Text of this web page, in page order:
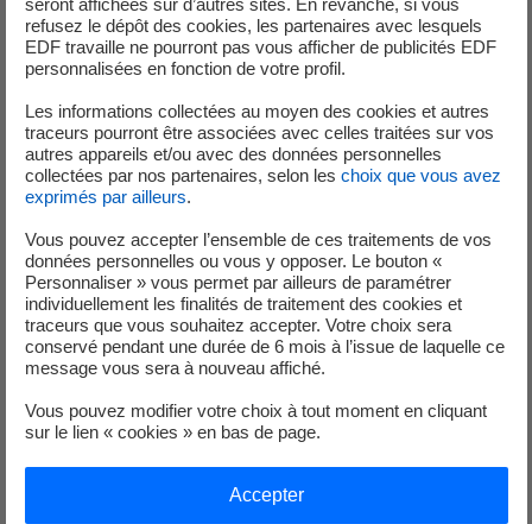
Nicolas Couderc, Directeur France d'EDF
Renouvelablesa déclaré : «Les projets éoliens et solaires
territoire. Ils sont développés et construits en lien étroit
avec les acteurs locaux et les riverains. Le succès de nos
38 campagnes de financement participatif témoigne de la
confiance des riverains dans les projets développés par
EDF Renouvelables, mais aussi de leur engagement en
faveur de la transition énergétique. Nous sommes
heureux de pouvoir répondre à leurs attentes à travers
ces campagnes qui financent des projets bas carbone.
Fabrice Gourdellier, Directeur du Marché des Clients
pour ses clients, mais aussi avec ses clients grâce à EDF
toutes les étapes de la chaine de valeur du participatif : du
seront affichées sur d’autres sites. En revanche, si vous
refusez le dépôt des cookies, les partenaires avec lesquels
EDF travaille ne pourront pas vous afficher de publicités EDF
personnalisées en fonction de votre profil.
Les informations collectées au moyen des cookies et autres
traceurs pourront être associées avec celles traitées sur vos
autres appareils et/ou avec des données personnelles
collectées par nos partenaires, selon les choix que vous avez
exprimés par ailleurs.
Vous pouvez accepter l’ensemble de ces traitements de vos
données personnelles ou vous y opposer. Le bouton «
Personnaliser » vous permet par ailleurs de paramétrer
individuellement les finalités de traitement des cookies et
traceurs que vous souhaitez accepter. Votre choix sera
conservé pendant une durée de 6 mois à l’issue de laquelle ce
message vous sera à nouveau affiché.
Vous pouvez modifier votre choix à tout moment en cliquant
sur le lien « cookies » en bas de page.
Accepter